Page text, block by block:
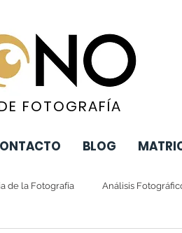
FOTOGRAFÍA
BLOG
de la Fotografía Análisis